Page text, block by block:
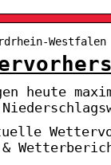
Westfalen
heute
&